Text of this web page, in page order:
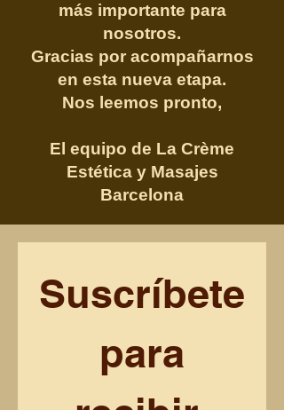
más importante para
nosotros.
Gracias por acompañarnos
en esta nueva etapa.
Nos leemos pronto,
El equipo de La Crème
Estética y Masajes
Barcelona
Suscríbete
para